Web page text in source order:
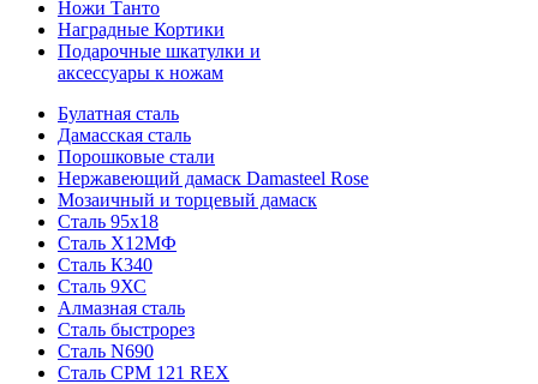
Ножи Танто
Наградные Кортики
Подарочные шкатулки и
аксессуары к ножам
Булатная сталь
Дамасская сталь
Порошковые стали
Нержавеющий дамаск Damasteel Rose
Мозаичный и торцевый дамаск
Сталь 95х18
Сталь Х12МФ
Сталь К340
Сталь 9ХС
Алмазная сталь
Сталь быстрорез
Сталь N690
Сталь CPM 121 REX